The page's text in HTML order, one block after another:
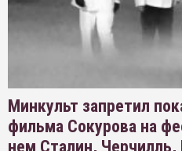
Минкульт запретил
фильма Сокурова на
нем Сталин, Черчилль,